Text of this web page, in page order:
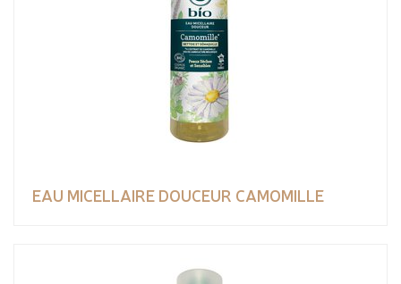
EAU MICELLAIRE DOUCEUR CAMOMILLE